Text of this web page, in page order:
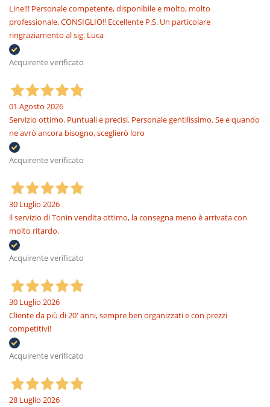
Line!!! Personale competente, disponibile e molto, molto
professionale. CONSIGLIO!! Eccellente P.S. Un particolare
ringraziamento al sig. Luca
Acquirente verificato
01 Agosto 2026
Servizio ottimo. Puntuali e precisi. Personale gentilissimo. Se e quando
ne avrò ancora bisogno, sceglierò loro
Acquirente verificato
30 Luglio 2026
il servizio di Tonin vendita ottimo, la consegna meno è arrivata con
molto ritardo.
Acquirente verificato
30 Luglio 2026
Cliente da più di 20' anni, sempre ben organizzati e con prezzi
competitivi!
Acquirente verificato
28 Luglio 2026